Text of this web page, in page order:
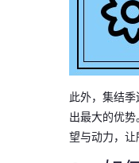
此外，集结
出最大的优
望与动力，让